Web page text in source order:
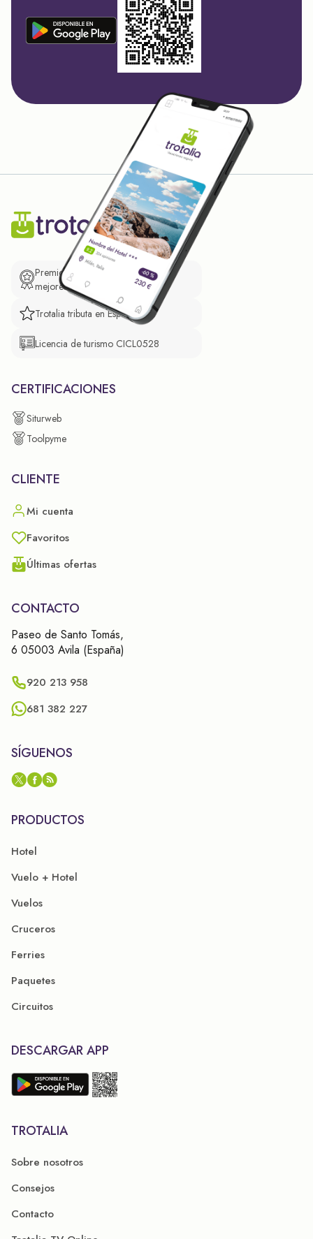
Premio de El Confidencial a las
mejores prácticas empresariales.
Trotalia tributa en España
Licencia de turismo CICL0528
CERTIFICACIONES
Siturweb
Toolpyme
CLIENTE
Mi cuenta
Favoritos
Últimas ofertas
CONTACTO
Paseo de Santo Tomás,
6 05003 Avila (España)
920 213 958
681 382 227
SÍGUENOS
PRODUCTOS
Hotel
Vuelo + Hotel
Vuelos
Cruceros
Ferries
Paquetes
Circuitos
DESCARGAR APP
TROTALIA
Sobre nosotros
Consejos
Contacto